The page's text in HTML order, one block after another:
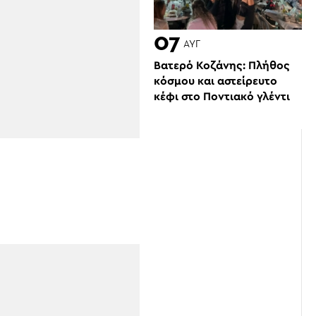
07 ΑΥΓ
Βατερό Κοζάνης: Πλήθος
κόσμου και αστείρευτο
κέφι στο Ποντιακό γλέντι